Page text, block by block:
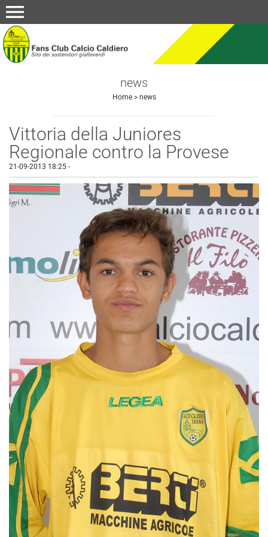
menu
news
Home> news
Vittoria della Juniores
Regionale contro la Provese
21-09-2013 18:25 -